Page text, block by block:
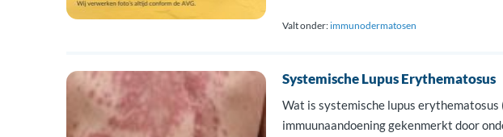
Valt onder:immunodermatosen
Systemische Lupus Erythematosus
Wat is systemische lupus erythematosus
immuunaandoening gekenmerkt door